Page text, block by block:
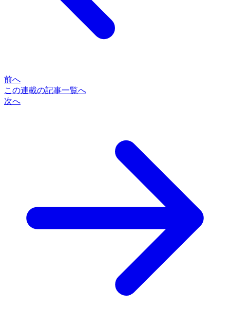
前へ
この連載の記事一覧へ
次へ